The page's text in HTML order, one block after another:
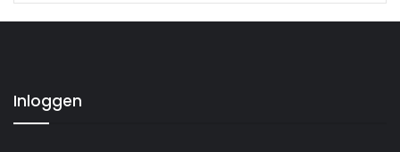
Inloggen